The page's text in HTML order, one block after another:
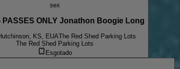
sex
PASSES ONLY Jonathon Boogie Long
KS, EUAThe Red Shed Parking Lots
The Red Shed Parking Lots
Esgotado